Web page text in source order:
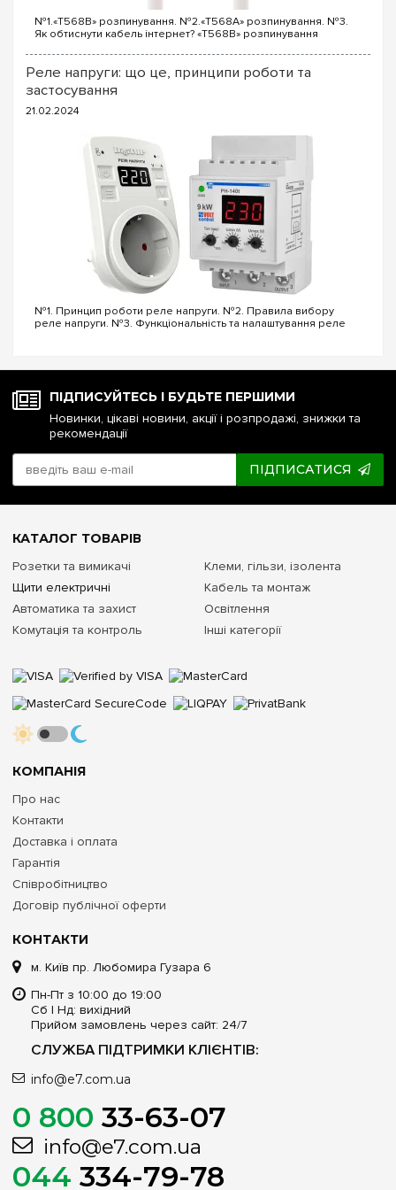
щит Hager на 6 модулів
серій Cosmos та інших лінійок з
гарантією можна на e7.com.ua!
№1.«T568B» розпинування. №2.«T568A» розпинування. №3.
Як обтиснути кабель інтернет? «T568B» розпинування
1...
Реле напруги: що це, принципи роботи та
застосування
21.02.2024
№1. Принцип роботи реле напруги. №2. Правила вибору
реле напруги. №3. Функціональність та налаштування реле
ПІДПИСУЙТЕСЬ І БУДЬТЕ ПЕРШИМИ
Новинки, цікаві новини, акції і розпродажі, знижки та
рекомендації
ПІДПИСАТИСЯ
КОНТАКТИ
м. Київ пр. Любомира Гузара 6
Пн-Пт з 10:00 до 19:00
Сб | Нд: вихідний
Прийом замовлень через сайт: 24/7
СЛУЖБА ПІДТРИМКИ КЛІЄНТІВ:
info@e7.com.ua
0 800 33-63-07
info@e7.com.ua
044 334-79-78
КОМПАНІЯ
Про нас
Контакти
Доставка і оплата
Гарантія
Співробітництво
Договір публічної оферти
КАТАЛОГ ТОВАРІВ
Розетки та вимикачі
Щити електричні
Автоматика та захист
Комутація та контроль
Клеми, гільзи, ізолента
Кабель та монтаж
Освітлення
Інші категорії